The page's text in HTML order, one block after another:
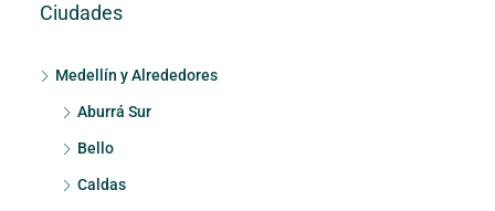
Ciudades
Medellín y Alrededores
Aburrá Sur
Bello
Caldas